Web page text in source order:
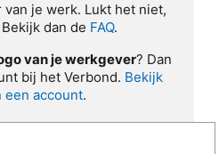
je werk. Lukt het niet,
dan de FAQ.
van je werkgever? Dan
bij het Verbond. Bekijk
een account.